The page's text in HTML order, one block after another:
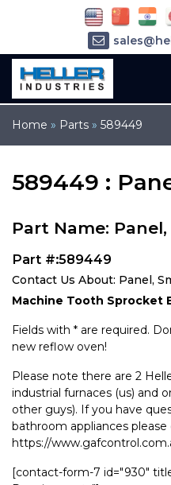
Home » Parts » 589449
589449 :
Part Name:
Part #:589449
Contact Us About: Panel,
Machine Tooth Sprocket
Fields with * are required.
new reflow oven!
Please note there are 2
industrial furnaces (us) and
other guys). If you have
bathroom appliances
https://
[contact-form-7 id="930"